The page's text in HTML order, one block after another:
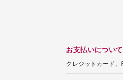
お支払いについて
クレジットカード、